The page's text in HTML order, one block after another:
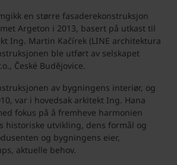
en større fasaderekonstruksjon
Argeton i 2013, basert på utkast til
Ing. Martin Kačírek (LINE architektura
ble utført av selskapet
České Budějovice.
av bygningens interiør, og
var i hovedsak arkitekt Ing. Hana
fokus på å fremheve harmonien
historiske utvikling, dens formål og
og bygningens eier,
aktuelle behov.